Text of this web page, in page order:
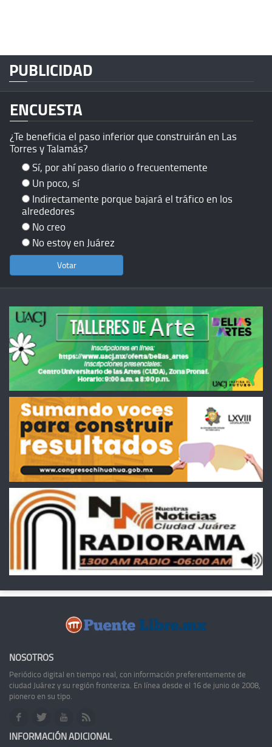
PUBLICIDAD
ENCUESTA
¿Te beneficia el paso inferior que construirán en Las
Torres y Talamás?
Sí, por ahí paso diario o frecuentemente
Un poco, sí
Indirectamente porque bajará el tráfico en los
alrededores
No creo
No estoy en Juárez
NOSOTROS
Periódico digital en tiempo real, con información preferentemente de
ciudad Juárez y su región fronteriza. En línea desde el 16 de junio de 2008,
pionero en su tipo.
INFORMACIÓN ADICIONAL